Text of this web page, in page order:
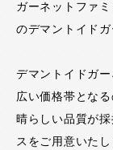
ガーネットファ
のデマントイドガ
デマントイドガ
広い価格帯とな
晴らしい品質が
スをご用意いたし